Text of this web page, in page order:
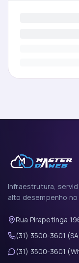
Infraestrutura,
alto desempenho no
Rua Pirapetinga
(31) 3500-3601
(31) 3500-3601